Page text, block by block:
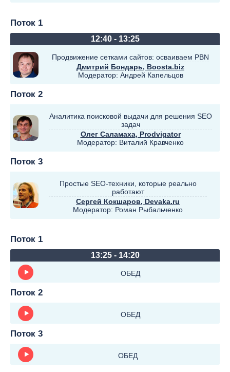
Поток 1
12:40 - 13:25
Продвижение сетками сайтов: осваиваем PBN
Дмитрий Бондарь, Boosta.biz
Модератор: Андрей Капельцов
Поток 2
Аналитика поисковой выдачи для решения SEO
задач
Олег Саламаха, Prodvigator
Модератор: Виталий Кравченко
Поток 3
Простые SEO-техники, которые реально
работают
Сергей Кокшаров, Devaka.ru
Модератор: Роман Рыбальченко
Поток 1
13:25 - 14:20
ОБЕД
Поток 2
ОБЕД
Поток 3
ОБЕД